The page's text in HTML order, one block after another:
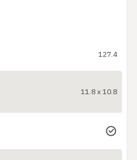
127.4
11.8 x 10.8